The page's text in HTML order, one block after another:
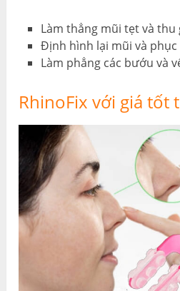
Làm thẳng mũi tẹt và
Định hình lại mũi và
Làm phẳng các bướu và
RhinoFix với giá tốt